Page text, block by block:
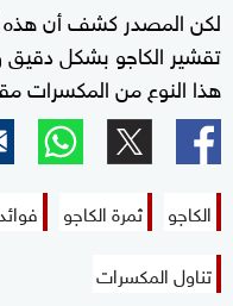
لكن المصدر كشف أن هذه
تقشير الكاجو بشكل
هذا النوع من المكسرات
الكاجو ثمرة الكاجو
تناول المكسرات